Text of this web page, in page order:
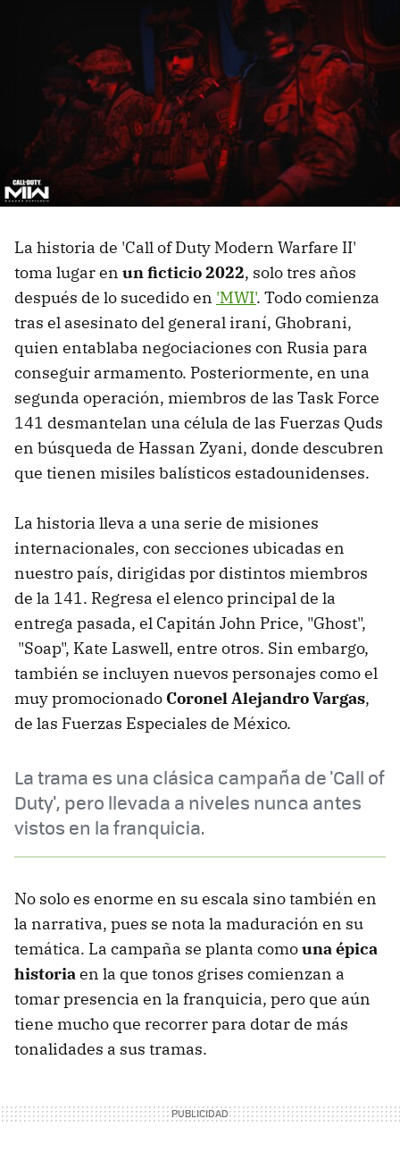
La historia de 'Call of Duty Modern Warfare II'
toma lugar en un ficticio 2022, solo tres años
después de lo sucedido en 'MWI'. Todo comienza
tras el asesinato del general iraní, Ghobrani,
quien entablaba negociaciones con Rusia para
conseguir armamento. Posteriormente, en una
segunda operación, miembros de las Task Force
141 desmantelan una célula de las Fuerzas Quds
en búsqueda de Hassan Zyani, donde descubren
que tienen misiles balísticos estadounidenses.
La historia lleva a una serie de misiones
internacionales, con secciones ubicadas en
nuestro país, dirigidas por distintos miembros
de la 141. Regresa el elenco principal de la
entrega pasada, el Capitán John Price, "Ghost",
"Soap", Kate Laswell, entre otros. Sin embargo,
también se incluyen nuevos personajes como el
muy promocionado Coronel Alejandro Vargas,
de las Fuerzas Especiales de México.
La trama es una clásica campaña de 'Call of
Duty', pero llevada a niveles nunca antes
vistos en la franquicia.
No solo es enorme en su escala sino también en
la narrativa, pues se nota la maduración en su
temática. La campaña se planta comouna épica
historiaen la que tonos grises comienzan a
tomar presencia en la franquicia, pero que aún
tiene mucho que recorrer para dotar de más
tonalidades a sus tramas.